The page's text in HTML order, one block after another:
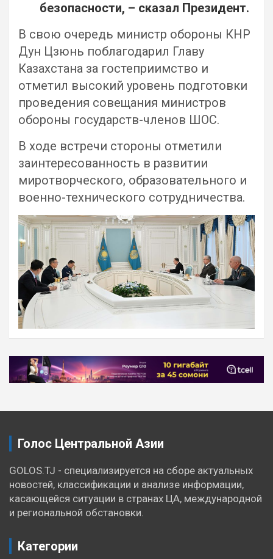
безопасности, – сказал Президент.
В свою очередь министр обороны КНР
Дун Цзюнь поблагодарил Главу
Казахстана за гостеприимство и
отметил высокий уровень подготовки
проведения совещания министров
обороны государств-членов ШОС.
В ходе встречи стороны отметили
заинтересованность в развитии
миротворческого, образовательного и
военно-технического сотрудничества.
Навигация
по
Голос Центральной Азии
GOLOS.TJ - специализируется на сборе актуальных
новостей, классификации и анализе информации,
касающейся ситуации в странах ЦА, международной
и региональной обстановки.
Категории